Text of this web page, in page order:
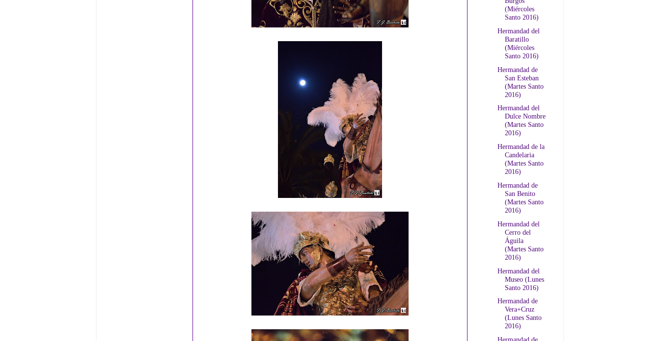
(Miércoles
Santo 2016)
Hermandad del
Baratillo
(Miércoles
Santo 2016)
Hermandad de
San Esteban
(Martes Santo
2016)
Hermandad del
Dulce Nombre
(Martes Santo
2016)
Hermandad de la
Candelaria
(Martes Santo
2016)
Hermandad de
San Benito
(Martes Santo
2016)
Hermandad del
Cerro del
Águila
(Martes Santo
2016)
Hermandad del
Museo (Lunes
Santo 2016)
Hermandad de
Vera+Cruz
(Lunes Santo
2016)